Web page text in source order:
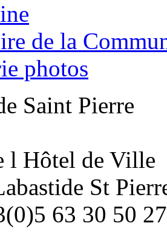
de la
photos
Saint Pierre
l Hôtel de Ville
St
63 30 50 27